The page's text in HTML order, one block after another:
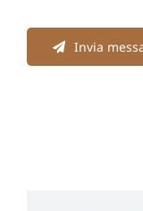
Invia